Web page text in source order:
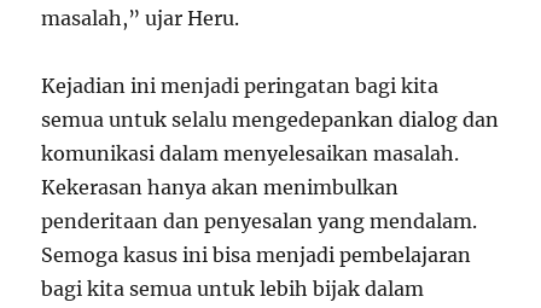
masalah,” ujar Heru.
Kejadian ini menjadi peringatan bagi kita
semua untuk selalu mengedepankan dialog dan
komunikasi dalam menyelesaikan masalah.
Kekerasan hanya akan menimbulkan
penderitaan dan penyesalan yang mendalam.
Semoga kasus ini bisa menjadi pembelajaran
bagi kita semua untuk lebih bijak dalam